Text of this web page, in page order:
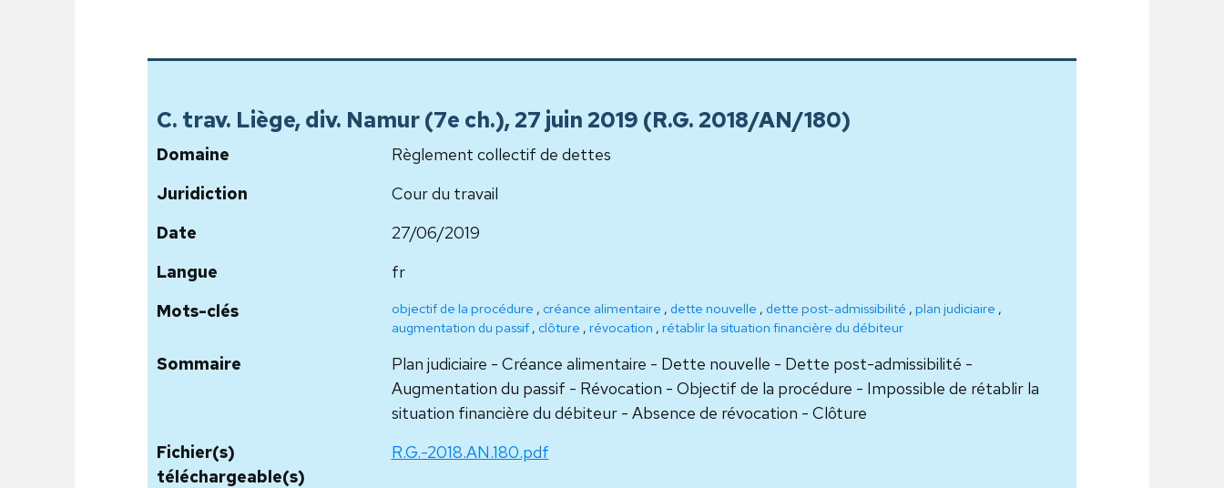
C. trav. Liège, div. Namur (7e ch.), 27 juin 2019 (R.G. 2018/AN/180)
Domaine
Règlement collectif de dettes
Juridiction
Cour du travail
Date
27/06/2019
Langue
fr
Mots-clés
objectif de la procédure , créance alimentaire , dette nouvelle , dette post-admissibilité , plan judiciaire ,
augmentation du passif, clôture , révocation , rétablir la situation financière du débiteur
Sommaire
Plan judiciaire - Créance alimentaire - Dette nouvelle - Dette post-admissibilité -
Augmentation du passif - Révocation - Objectif de la procédure - Impossible de rétablir la
situation financière du débiteur - Absence de révocation - Clôture
Fichier(s)
téléchargeable(s)
R.G.-2018.AN.180.pdf